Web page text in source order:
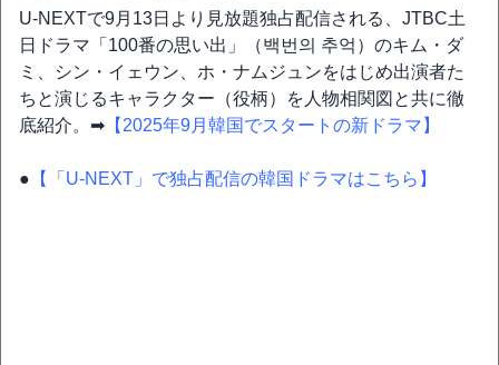
U-NEXTで9月13日より見放題独占配信される、JTBC土
日ドラマ「100番の思い出」（백번의 추억）のキム・ダ
ミ、シン・イェウン、ホ・ナムジュンをはじめ出演者た
ちと演じるキャラクター（役柄）を人物相関図と共に徹
底紹介。➡ 【2025年9月韓国でスタートの新ドラマ】
● 【「U-NEXT」で独占配信の韓国ドラマはこちら】